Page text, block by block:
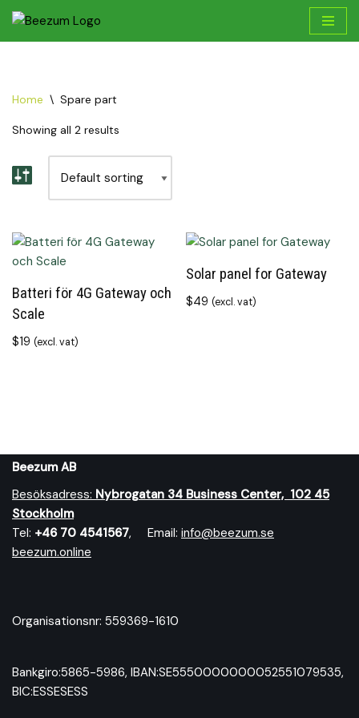
Skip
Home \ Spare part
Showing all 2 results
Batteri för 4G Gateway och
Scale
$19 (excl. vat)
Solar panel for Gateway
$49 (excl. vat)
Beezum AB
Besöksadress: Nybrogatan 34 Business Center, 102 45
Stockholm
Tel: +46 70 4541567, Email: info@beezum.se
beezum.online
Organisationsnr: 559369-1610
Bankgiro:5865-5986, IBAN:SE5550000000052551079535,
BIC:ESSESESS